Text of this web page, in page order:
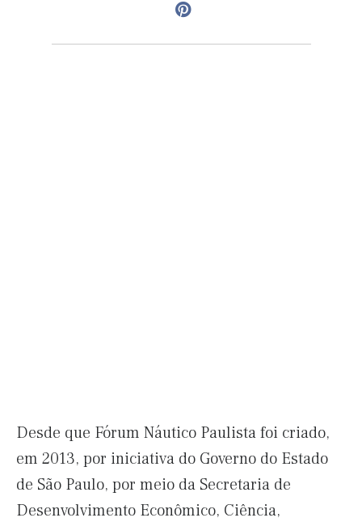
Desde que Fórum Náutico Paulista foi criado,
em 2013, por iniciativa do Governo do Estado
de São Paulo, por meio da Secretaria de
Desenvolvimento Econômico, Ciência,